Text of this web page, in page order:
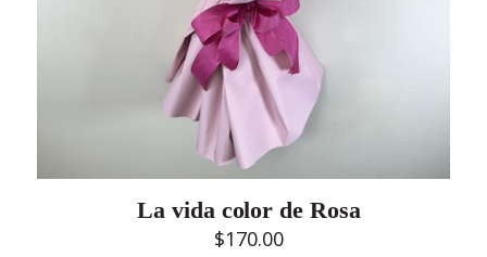
La vida color de Rosa
$170.00